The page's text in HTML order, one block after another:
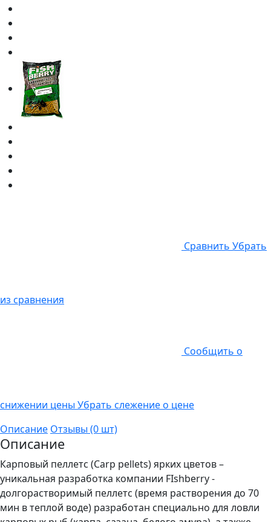
Cравнить Убрать
из сравнения
Cообщить о
снижении цены Убрать слежение о цене
Описание Отзывы (0 шт)
Описание
Карповый пеллетс (Carp pellets) ярких цветов –
уникальная разработка компании FIshberry -
долгорастворимый пеллетс (время растворения до 70
мин в теплой воде) разработан специально для ловли